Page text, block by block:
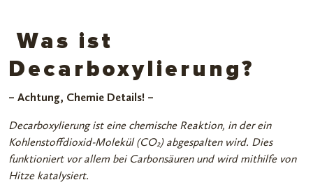
Was ist
Decarboxylierung?
– Achtung, Chemie Details! –
Decarboxylierung ist eine chemische Reaktion, in der ein
Kohlenstoffdioxid-Molekül (CO2) abgespalten wird. Dies
funktioniert vor allem bei Carbonsäuren und wird mithilfe von
Hitze katalysiert.